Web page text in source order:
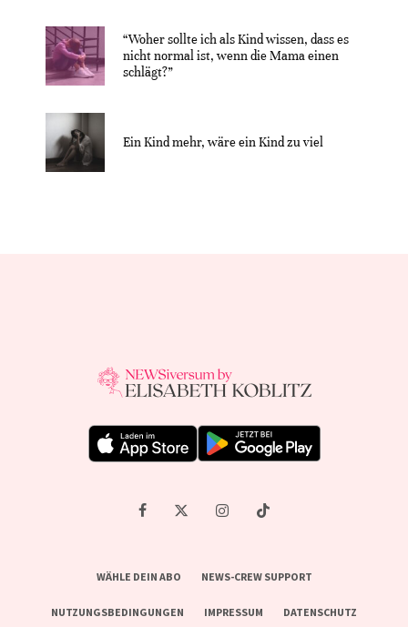
“Woher sollte ich als Kind wissen, dass es
nicht normal ist, wenn die Mama einen
schlägt?”
Ein Kind mehr, wäre ein Kind zu viel
WÄHLE DEIN ABO NEWS-CREW SUPPORT
NUTZUNGSBEDINGUNGEN IMPRESSUM DATENSCHUTZ